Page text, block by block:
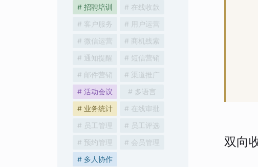
# 招聘培训
# 在线收款
# 客户服务
# 用户运营
# 微信运营
# 商机线索
# 通知提醒
# 短信营销
# 邮件营销
# 渠道推广
# 活动会议
# 多语言
# 业务统计
# 在线审批
# 员工管理
# 员工评选
# 预约管理
# 会员管理
# 多人协作
双向